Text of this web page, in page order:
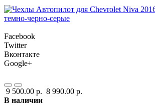
Facebook
Twitter
Вконтакте
Google+
9 500.00 р. 8 990.00 р.
В наличии